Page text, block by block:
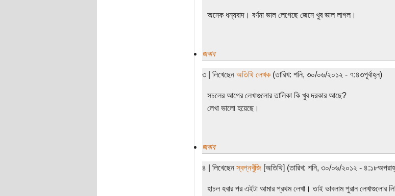
অনেক ধন্যবাদ। বর্ণনা ভাল লেগেছে জেনে খুব ভাল লাগল।
জবাব
৩ | লিখেছেন অতিথি লেখক(তারিখ: শনি, ৩০/০৬/২০১২ - ৭:৪৩পূর্বাহ্ন)
সচলের আগের লেখাগুলোর তালিকা কি খুব দরকার আছে?
লেখা ভালো হয়েছে।
জবাব
৪ | লিখেছেনস্বপ্নখুঁজি[অতিথি] (তারিখ: শনি, ৩০/০৬/২০১২ -
হাচল হবার পর এইটা আমার প্রথম লেখা। তাই ভাবলাম পুরান লেখাগুলোর